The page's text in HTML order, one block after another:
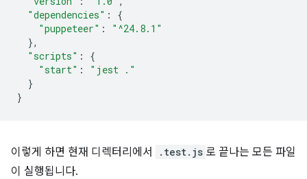
"dependencies" :
{
"puppeteer" :
"^24.8.1"
},
"scripts" :
{
"start" :
"jest ."
}
}
이렇게 하면 현재 디렉터리에서 .test.js 로 끝나는 모든 파일
이 실행됩니다.